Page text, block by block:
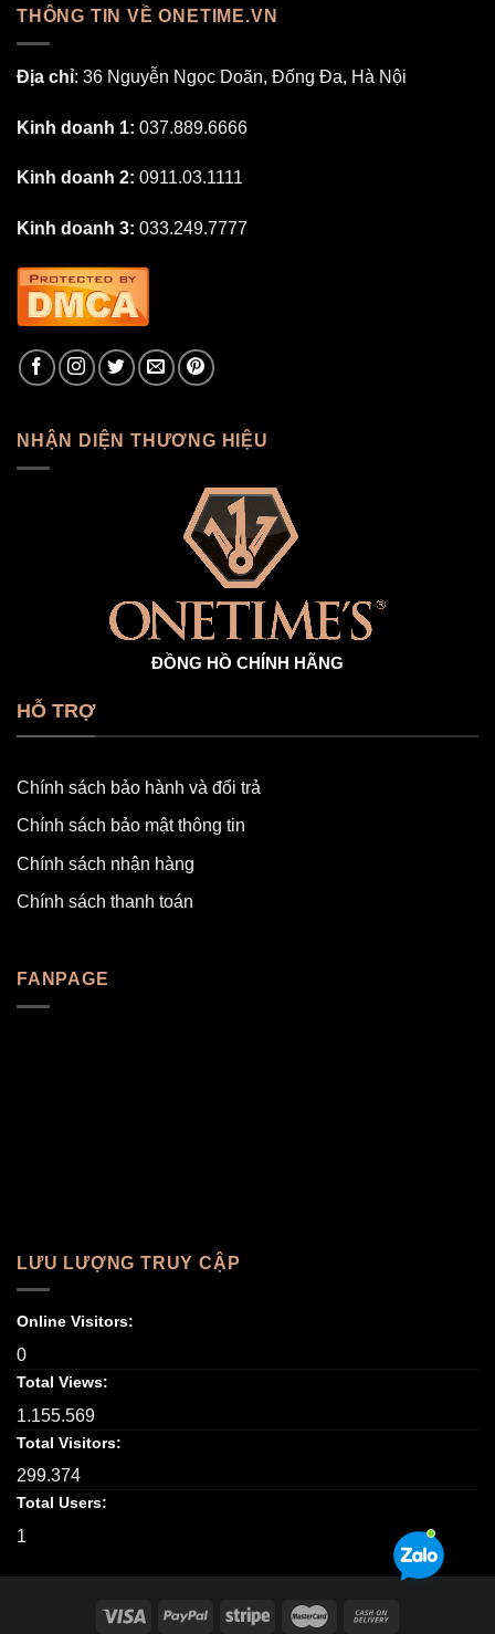
THÔNG TIN VỀ ONETIME.VN
Địa chỉ: 36 Nguyễn Ngọc Doãn, Đống Đa, Hà Nội
Kinh doanh 1: 037.889.6666
Kinh doanh 2: 0911.03.1111
Kinh doanh 3: 033.249.7777
NHẬN DIỆN THƯƠNG HIỆU
ĐỒNG HỒ CHÍNH HÃNG
HỖ TRỢ
Chính sách bảo hành và đổi trả
Chính sách bảo mật thông tin
Chính sách nhận hàng
Chính sách thanh toán
FANPAGE
LƯU LƯỢNG TRUY CẬP
Online Visitors:
0
Total Views:
1.155.569
Total Visitors:
299.374
Total Users:
1